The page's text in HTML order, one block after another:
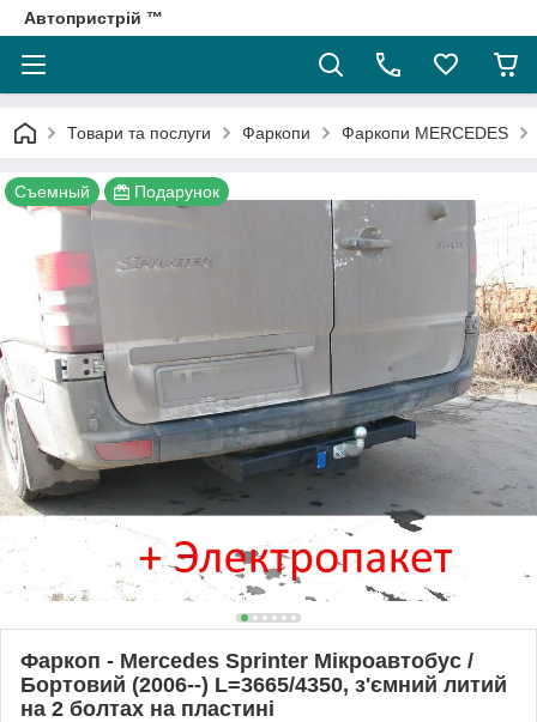
Автопристрій ™
Товари та послуги Фаркопи Фаркопи MERCEDES
Съемный Подарунок
Фаркоп - Mercedes Sprinter Мікроавтобус /
Бортовий (2006--) L=3665/4350, з'ємний литий
на 2 болтах на пластині